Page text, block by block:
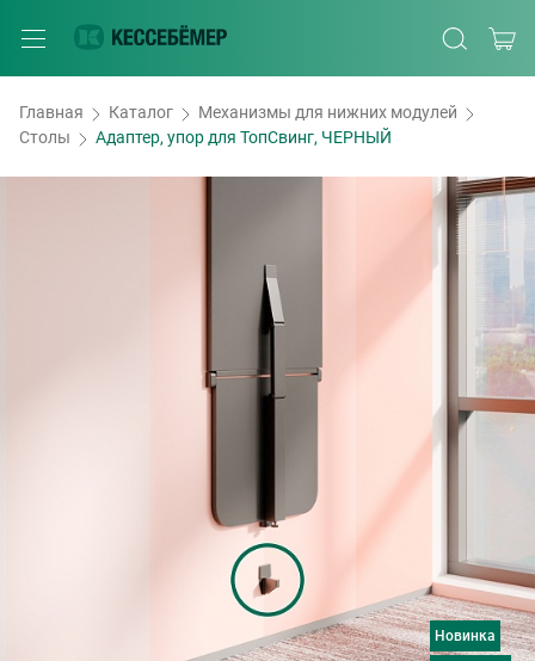
Главная Каталог
Механизмы для нижних модулей
Столы
Адаптер, упор для ТопСвинг, ЧЕРНЫЙ
Новинка